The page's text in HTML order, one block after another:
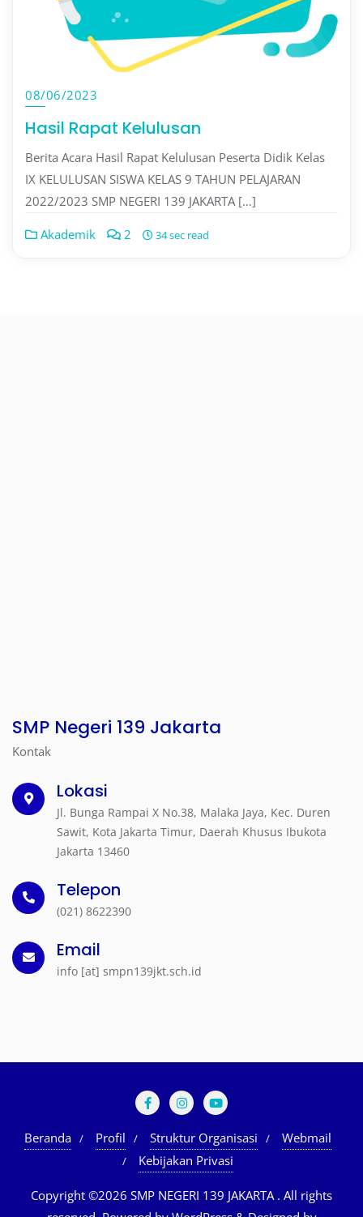
08/06/2023
Hasil Rapat Kelulusan
Berita Acara Hasil Rapat Kelulusan Peserta Didik Kelas
IX KELULUSAN SISWA KELAS 9 TAHUN PELAJARAN
2022/2023 SMP NEGERI 139 JAKARTA […]
Akademik 2 34 sec read
SMP Negeri 139 Jakarta
Kontak
Lokasi
Jl. Bunga Rampai X No.38, Malaka Jaya, Kec. Duren
Sawit, Kota Jakarta Timur, Daerah Khusus Ibukota
Jakarta 13460
Telepon
(021) 8622390
Email
info [at] smpn139jkt.sch.id
Beranda Profil Struktur Organisasi
Webmail
Kebijakan Privasi
Copyright ©2026 SMP NEGERI 139 JAKARTA . All rights